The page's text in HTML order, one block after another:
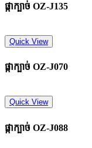
ផ្កាក្បាច់​ OZ-J135
Quick View
ផ្កាក្បាច់​ OZ-J070
Quick View
ផ្កាក្បាច់​ OZ-J088